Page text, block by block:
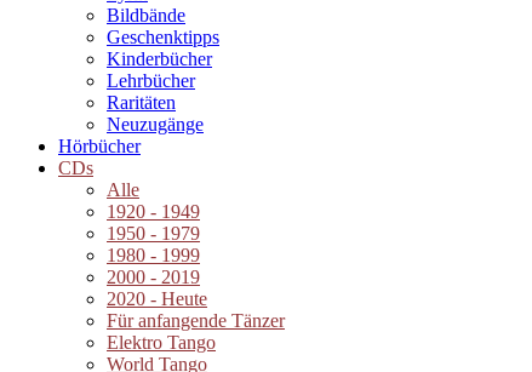
Bildbände
Geschenktipps
Kinderbücher
Lehrbücher
Raritäten
Neuzugänge
Hörbücher
CDs
Alle
1920 - 1949
1950 - 1979
1980 - 1999
2000 - 2019
2020 - Heute
Für anfangende Tänzer
Elektro Tango
World Tango